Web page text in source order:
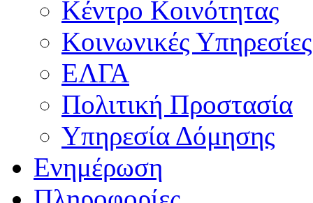
Κέντρο Κοινότητας
Κοινωνικές Υπηρεσίες
ΕΛΓΑ
Πολιτική Προστασία
Υπηρεσία Δόμησης
Ενημέρωση